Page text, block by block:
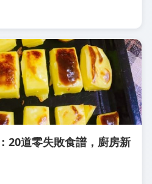
20道零失敗食譜，廚房新